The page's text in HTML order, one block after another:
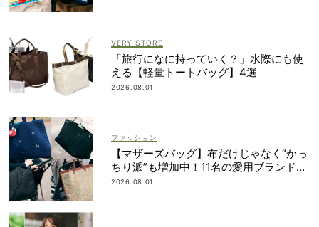
VERY STORE
「旅行になに持っていく？」水際にも使
える【軽量トートバッグ】4選
2026.08.01
ファッション
【マザーズバッグ】布だけじゃなく“かっ
ちり派”も増加中！11名の愛用ブランド
は？
2026.08.01